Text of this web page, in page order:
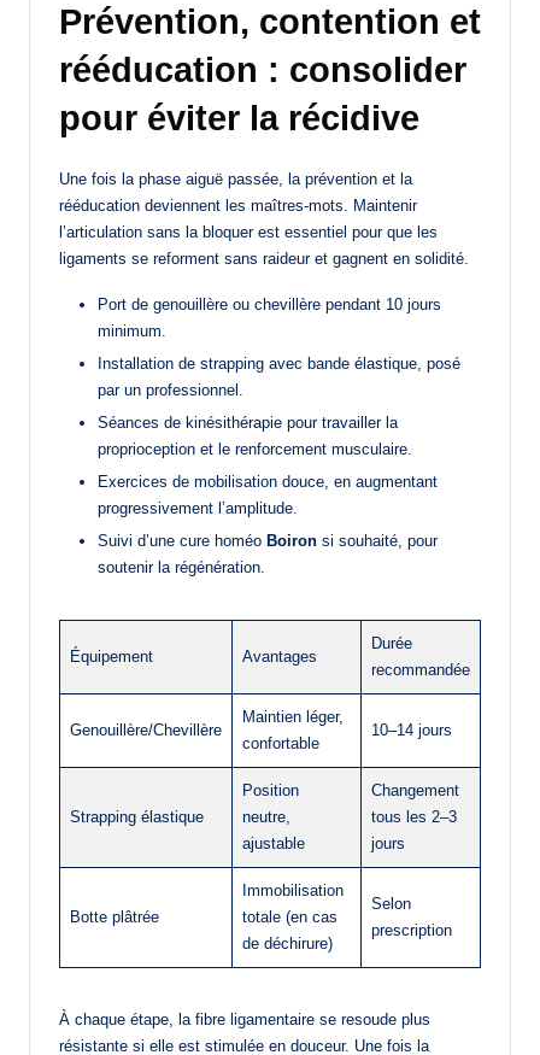
Prévention, contention et
rééducation : consolider
pour éviter la récidive
Une fois la phase aiguë passée, la prévention et la
rééducation deviennent les maîtres-mots. Maintenir
l’articulation sans la bloquer est essentiel pour que les
ligaments se reforment sans raideur et gagnent en solidité.
Port de genouillère ou chevillère pendant 10 jours
minimum.
Installation de strapping avec bande élastique, posé
par un professionnel.
Séances de kinésithérapie pour travailler la
proprioception et le renforcement musculaire.
Exercices de mobilisation douce, en augmentant
progressivement l’amplitude.
Suivi d’une cure homéo Boiron si souhaité, pour
soutenir la régénération.
Équipement Avantages
Durée
recommandée
Genouillère/Chevillère
Maintien léger,
confortable
10–14 jours
Strapping élastique
Position
neutre,
ajustable
Changement
tous les 2–3
jours
Botte plâtrée
Immobilisation
totale (en cas
de déchirure)
Selon
prescription
À chaque étape, la fibre ligamentaire se resoude plus
résistante si elle est stimulée en douceur. Une fois la